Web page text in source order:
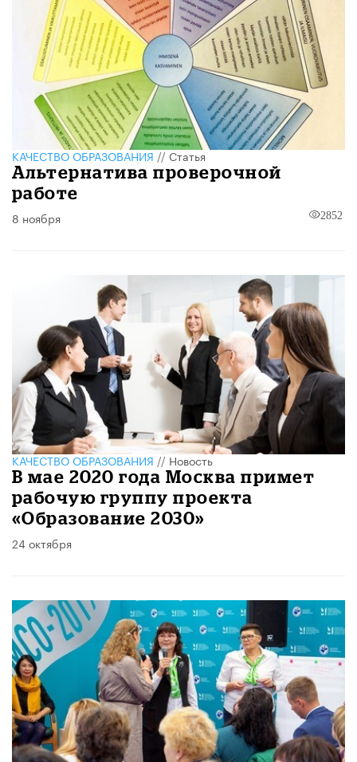
КАЧЕСТВО ОБРАЗОВАНИЯ//Статья
Альтернатива проверочной
работе
8 ноября 2852
КАЧЕСТВО ОБРАЗОВАНИЯ // Новость
В мае 2020 года Москва примет
рабочую группу проекта
«Образование 2030»
24 октября